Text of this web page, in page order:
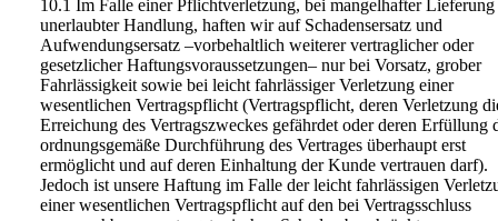
10.1 Im Falle einer Pflichtverletzung, bei mangelhafter Lieferung
unerlaubter Handlung, haften wir auf Schadensersatz und
Aufwendungsersatz –vorbehaltlich weiterer vertraglicher oder
gesetzlicher Haftungsvoraussetzungen– nur bei Vorsatz, grober
Fahrlässigkeit sowie bei leicht fahrlässiger Verletzung einer
wesentlichen Vertragspflicht (Vertragspflicht, deren Verletzung
Erreichung des Vertragszweckes gefährdet oder deren Erfüllung
ordnungsgemäße Durchführung des Vertrages überhaupt erst
ermöglicht und auf deren Einhaltung der Kunde vertrauen darf).
Jedoch ist unsere Haftung im Falle der leicht fahrlässigen
einer wesentlichen Vertragspflicht auf den bei Vertragsschluss